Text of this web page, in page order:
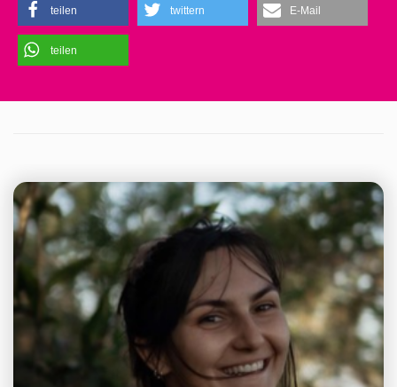
teilen twittern E-Mail
teilen